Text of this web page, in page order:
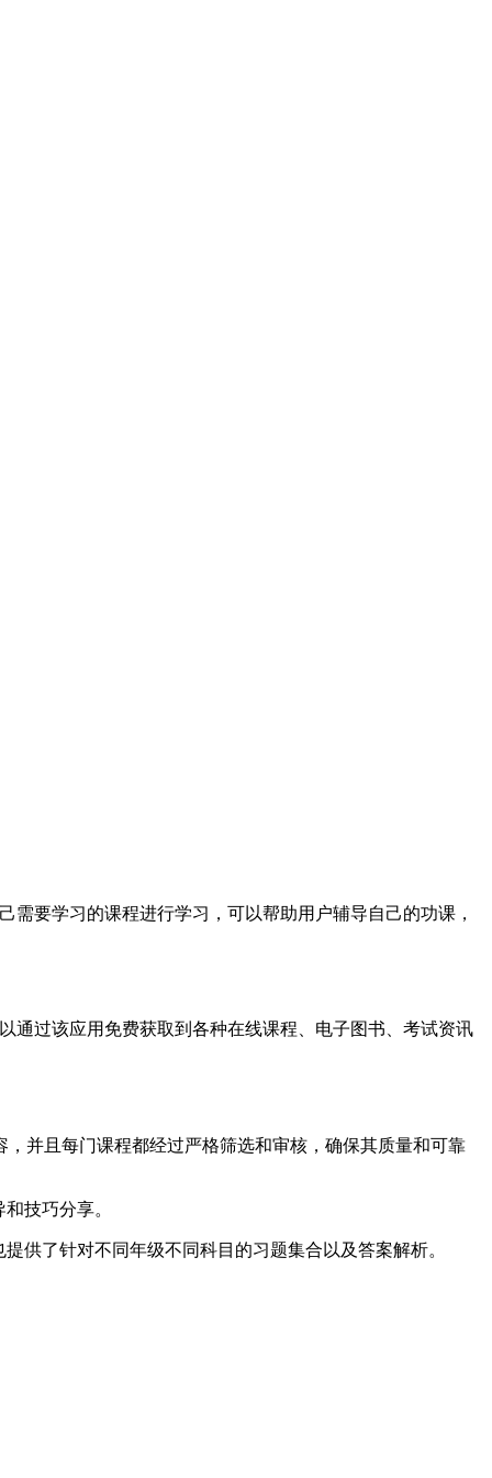
要学习的课程进行学习，可以帮助用户辅导自己的功课，
通过该应用免费获取到各种在线课程、电子图书、考试资讯
并且每门课程都经过严格筛选和审核，确保其质量和可靠
技巧分享。
供了针对不同年级不同科目的习题集合以及答案解析。